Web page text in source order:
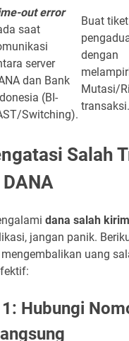
out error
saat
server
dan Bank
(BI-
Switching).
Buat tiket
dengan
Mutasi/
transaksi.
Salah
dana salah
jangan panik.
uang
Hubungi